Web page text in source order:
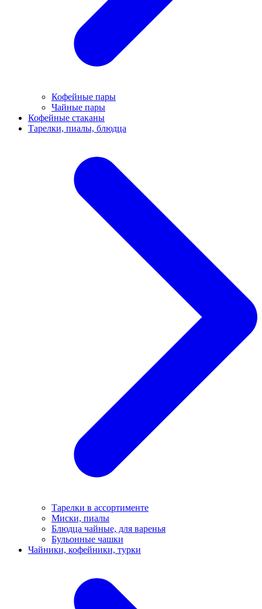
Кофейные пары
Чайные пары
Кофейные стаканы
Тарелки, пиалы, блюдца
Тарелки в ассортименте
Миски, пиалы
Блюдца чайные, для варенья
Бульонные чашки
Чайники, кофейники, турки